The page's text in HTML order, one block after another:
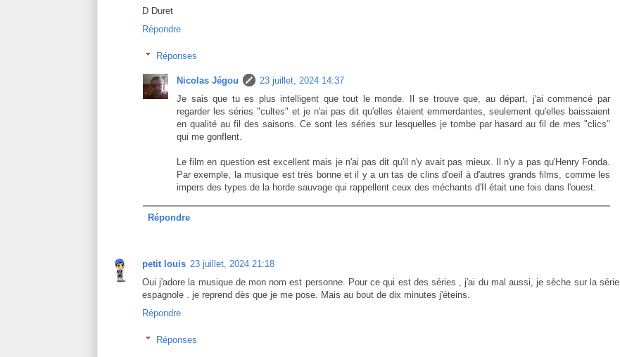
D Duret
Répondre
Réponses
Nicolas Jégou
23 juillet, 2024 14:37
Je sais que tu es plus intelligent que tout le monde. Il se trouve que, au départ, j'ai commencé par
regarder les séries "cultes" et je n'ai pas dit qu'elles étaient emmerdantes, seulement qu'elles baissaient
en qualité au fil des saisons. Ce sont les séries sur lesquelles je tombe par hasard au fil de mes "clics"
qui me gonflent.
Le film en question est excellent mais je n'ai pas dit qu'il n'y avait pas mieux. Il n'y a pas qu'Henry Fonda.
Par exemple, la musique est très bonne et il y a un tas de clins d'oeil à d'autres grands films, comme les
impers des types de la horde sauvage qui rappellent ceux des méchants d'Il était une fois dans l'ouest.
Répondre
petit louis 23 juillet, 2024 21:18
Oui j'adore la musique de mon nom est personne. Pour ce qui est des séries , j'ai du mal aussi, je sèche sur la série
espagnole . je reprend dès que je me pose. Mais au bout de dix minutes j'éteins.
Répondre
Réponses